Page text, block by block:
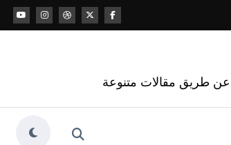
عن طريق مقالات متنوعة